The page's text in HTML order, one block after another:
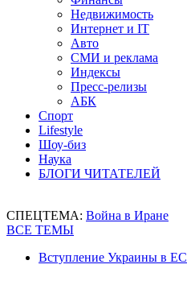
Недвижимость
Интернет и IT
Авто
СМИ и реклама
Индексы
Пресс-релизы
АБК
Спорт
Lifestyle
Шоу-биз
Наука
БЛОГИ ЧИТАТЕЛЕЙ
СПЕЦТЕМА: Война в Иране
ВСЕ ТЕМЫ
Вступление Украины в ЕС